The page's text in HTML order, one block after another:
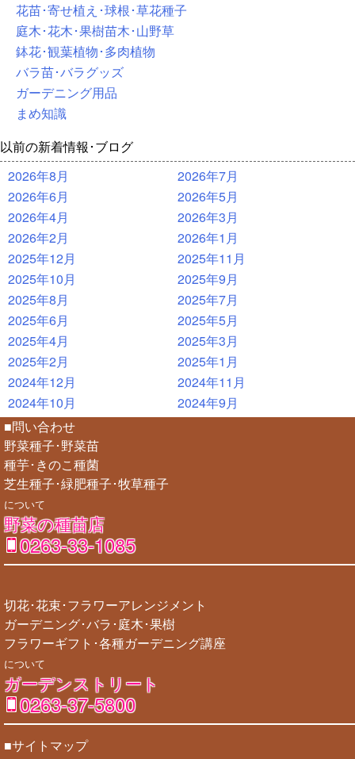
花苗･寄せ植え･球根･草花種子
庭木･花木･果樹苗木･山野草
鉢花･観葉植物･多肉植物
バラ苗･バラグッズ
ガーデニング用品
まめ知識
以前の新着情報･ブログ
2026年8月
2026年7月
2026年6月
2026年5月
2026年4月
2026年3月
2026年2月
2026年1月
2025年12月
2025年11月
2025年10月
2025年9月
2025年8月
2025年7月
2025年6月
2025年5月
2025年4月
2025年3月
2025年2月
2025年1月
2024年12月
2024年11月
2024年10月
2024年9月
■問い合わせ
野菜種子･野菜苗
種芋･きのこ種菌
芝生種子･緑肥種子･牧草種子
について
野菜の種苗店
0263-33-1085
切花･花束･フラワーアレンジメント
ガーデニング･バラ･庭木･果樹
フラワーギフト･各種ガーデニング講座
について
ガーデンストリート
0263-37-5800
■サイトマップ